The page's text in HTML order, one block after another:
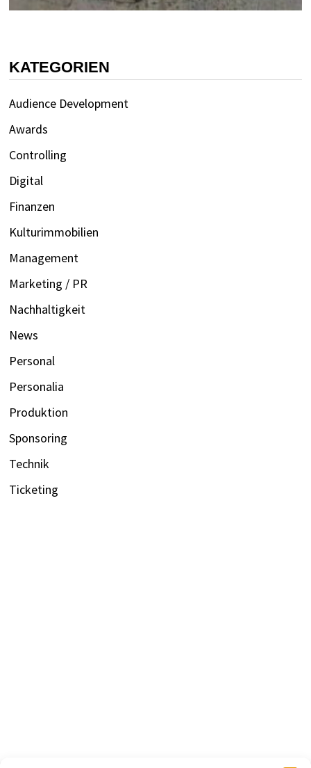
KATEGORIEN
Audience Development
Awards
Controlling
Digital
Finanzen
Kulturimmobilien
Management
Marketing / PR
Nachhaltigkeit
News
Personal
Personalia
Produktion
Sponsoring
Technik
Ticketing